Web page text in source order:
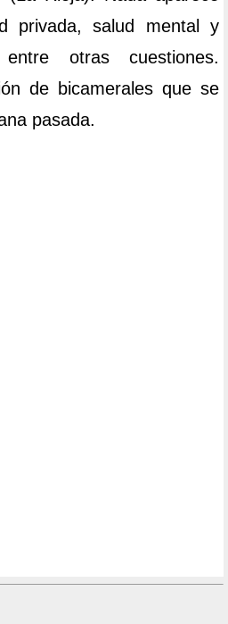
privada, salud mental y
otras cuestiones.
de bicamerales que se
pasada.